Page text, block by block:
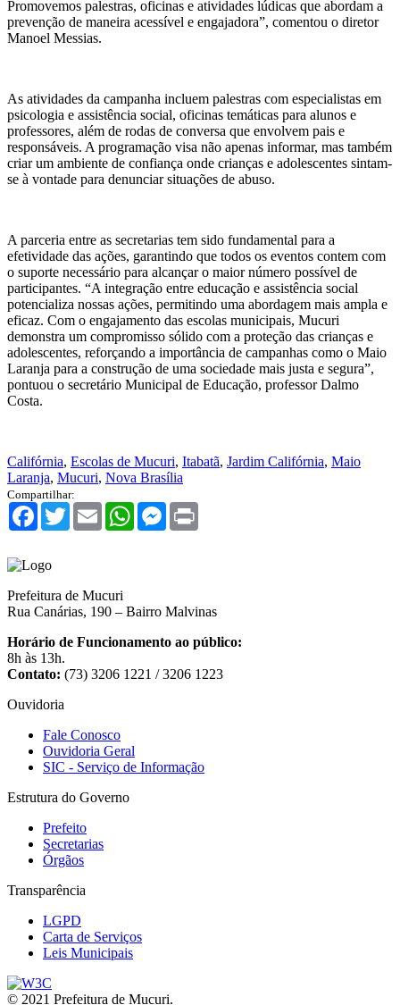
Promovemos palestras, oficinas e atividades lúdicas que abordam a
prevenção de maneira acessível e engajadora”, comentou o diretor
Manoel Messias.
As atividades da campanha incluem palestras com especialistas em
psicologia e assistência social, oficinas temáticas para alunos e
professores, além de rodas de conversa que envolvem pais e
responsáveis. A programação visa não apenas informar, mas também
criar um ambiente de confiança onde crianças e adolescentes sintam-
se à vontade para denunciar situações de abuso.
A parceria entre as secretarias tem sido fundamental para a
efetividade das ações, garantindo que todos os eventos contem com
o suporte necessário para alcançar o maior número possível de
participantes. “A integração entre educação e assistência social
potencializa nossas ações, permitindo uma abordagem mais ampla e
eficaz. Com o engajamento das escolas municipais, Mucuri
demonstra um compromisso sólido com a proteção das crianças e
adolescentes, reforçando a importância de campanhas como o Maio
Laranja para a construção de uma sociedade mais justa e segura”,
pontuou o secretário Municipal de Educação, professor Dalmo
Costa.
Califórnia, Escolas de Mucuri, Itabatã, Jardim Califórnia, Maio
Laranja, Mucuri, Nova Brasília
Compartilhar:
Facebook
TwitterEmail WhatsAppMessenger
Prefeitura de Mucuri
Rua Canárias, 190 – Bairro Malvinas
Horário de Funcionamento ao público:
8h às 13h.
Contato: (73) 3206 1221 / 3206 1223
Ouvidoria
Fale Conosco
Ouvidoria Geral
SIC - Serviço de Informação
Estrutura do Governo
Prefeito
Secretarias
Órgãos
Transparência
LGPD
Carta de Serviços
Leis Municipais
© 2021 Prefeitura de Mucuri.